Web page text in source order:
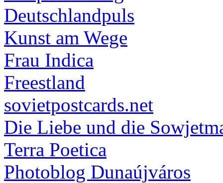
Deutschlandpuls
Kunst am Wege
Frau Indica
Freestland
sovietpostcards.net
Die Liebe und die
Terra Poetica
Photoblog Dunaújváros